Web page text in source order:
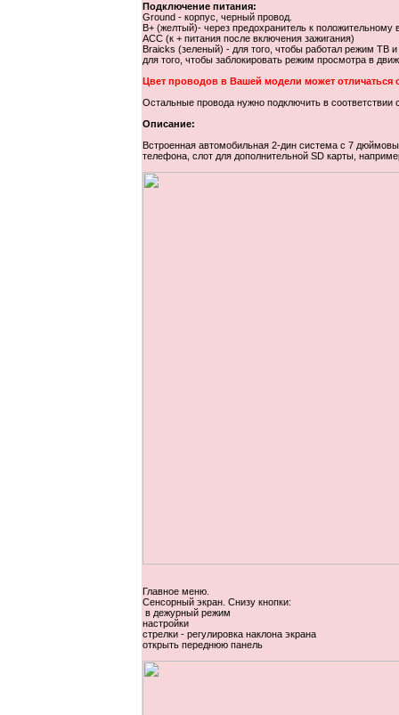
Подключение питания:
Ground - корпус, черный провод.
В+ (желтый)- через предохранитель к положительному
АСС (к + питания после включения зажигания)
Braicks (зеленый) - для того, чтобы работал режим ТВ
для того, чтобы заблокировать режим просмотра в
Цвет проводов в Вашей модели может отличаться
Остальные провода нужно подключить в соответствии
Описание:
Встроенная автомобильная 2-дин система с 7
телефона, слот для дополнительной SD карты,
Главное меню.
Сенсорный экран. Снизу кнопки:
в дежурный режим
настройки
стрелки - регулировка наклона экрана
открыть переднюю панель